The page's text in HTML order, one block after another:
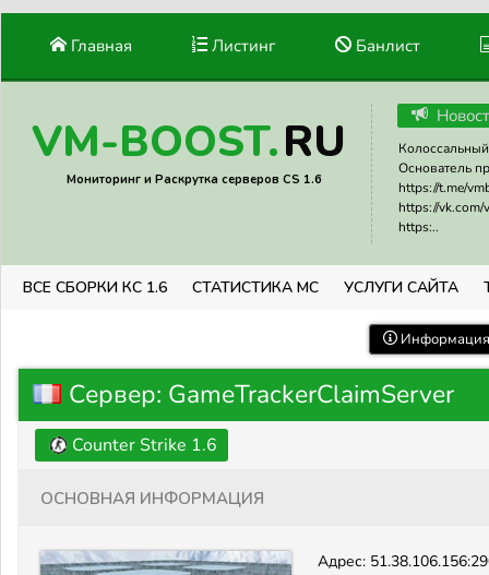
Главная Листинг Банлист
VM-BOOST.RU
Мониторинг и Раскрутка серверов CS 1.6
Основатель
https://t.me/
https://vk.com/
https:..
ВСЕ СБОРКИ КС 1.6 СТАТИСТИКА МС УСЛУГИ САЙТА
Сервер: GameTrackerClaimServer
Counter Strike 1.6
Основная информация
Адрес: